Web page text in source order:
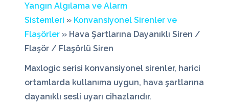
Yangın Algılama ve Alarm
Sistemleri » Konvansiyonel Sirenler ve
Flaşörler » Hava Şartlarına Dayanıklı Siren /
Flaşör / Flaşörlü Siren
Maxlogic serisi konvansiyonel sirenler, harici
ortamlarda kullanıma uygun, hava şartlarına
dayanıklı sesli uyarı cihazlarıdır.